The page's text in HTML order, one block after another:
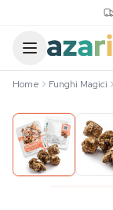
Home Funghi Magici